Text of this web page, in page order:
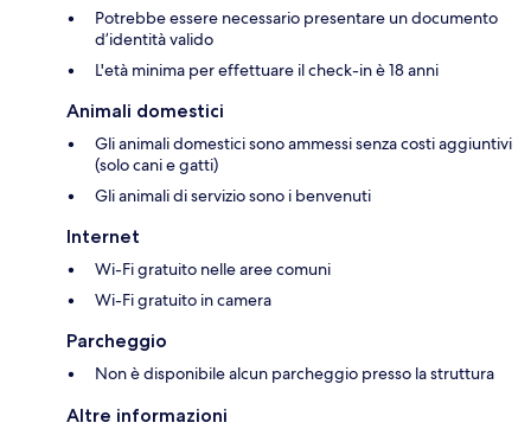
Potrebbe essere necessario presentare un documento
d’identità valido
L'età minima per effettuare il check-in è 18 anni
Animali domestici
Gli animali domestici sono ammessi senza costi aggiuntivi
(solo cani e gatti)
Gli animali di servizio sono i benvenuti
Internet
Wi-Fi gratuito nelle aree comuni
Wi-Fi gratuito in camera
Parcheggio
Non è disponibile alcun parcheggio presso la struttura
Altre informazioni